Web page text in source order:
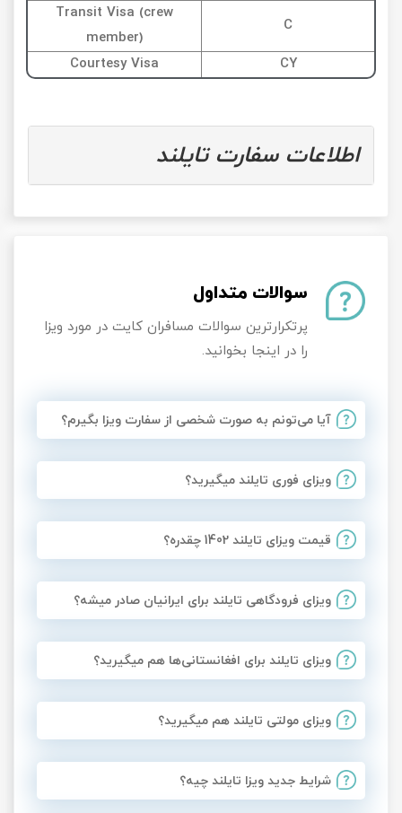
C
Transit Visa (crew
member)
CY
Courtesy Visa
اطلاعات سفارت تایلند
سوالات متداول
پرتکرارترین سوالات مسافران کایت در مورد ویزا
را در اینجا بخوانید.